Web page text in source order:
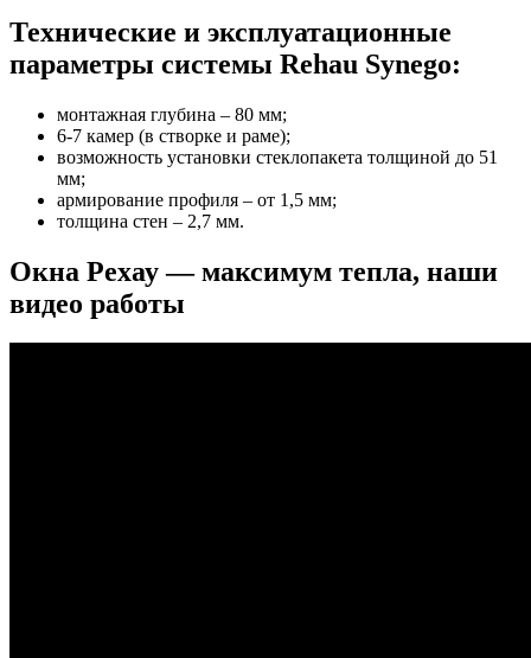
Технические и эксплуатационные
параметры системы Rehau Synego:
монтажная глубина – 80 мм;
6-7 камер (в створке и раме);
возможность установки стеклопакета толщиной до 51
мм;
армирование профиля – от 1,5 мм;
толщина стен – 2,7 мм.
Окна Рехау — максимум тепла, наши
видео работы